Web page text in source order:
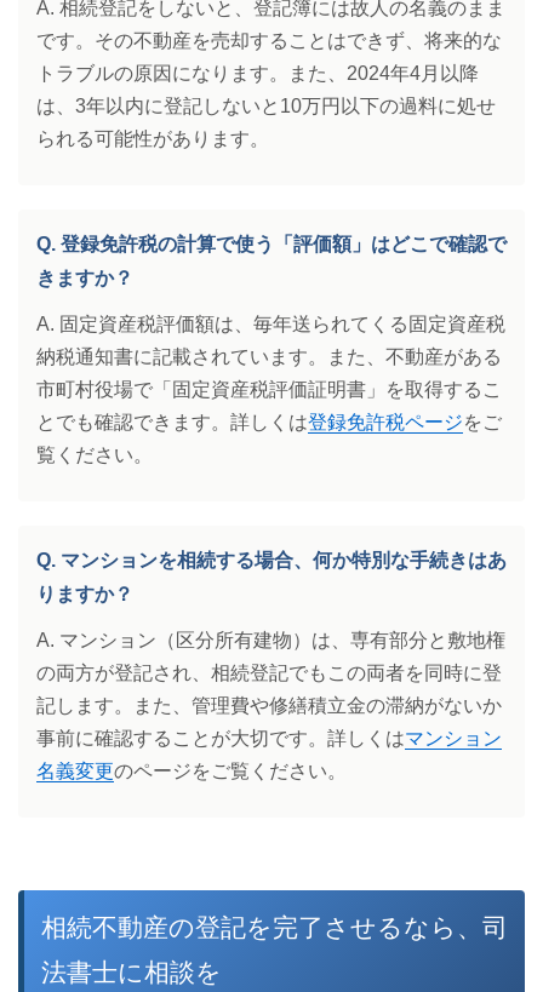
A. 相続登記をしないと、登記簿には故人の名義のまま
です。その不動産を売却することはできず、将来的な
トラブルの原因になります。また、2024年4月以降
は、3年以内に登記しないと10万円以下の過料に処せ
られる可能性があります。
Q. 登録免許税の計算で使う「評価額」はどこで確認で
きますか？
A. 固定資産税評価額は、毎年送られてくる固定資産税
納税通知書に記載されています。また、不動産がある
市町村役場で「固定資産税評価証明書」を取得するこ
とでも確認できます。詳しくは登録免許税ページをご
覧ください。
Q. マンションを相続する場合、何か特別な手続きはあ
りますか？
A. マンション（区分所有建物）は、専有部分と敷地権
の両方が登記され、相続登記でもこの両者を同時に登
記します。また、管理費や修繕積立金の滞納がないか
事前に確認することが大切です。詳しくはマンション
名義変更のページをご覧ください。
相続不動産の登記を完了させるなら、司
法書士に相談を